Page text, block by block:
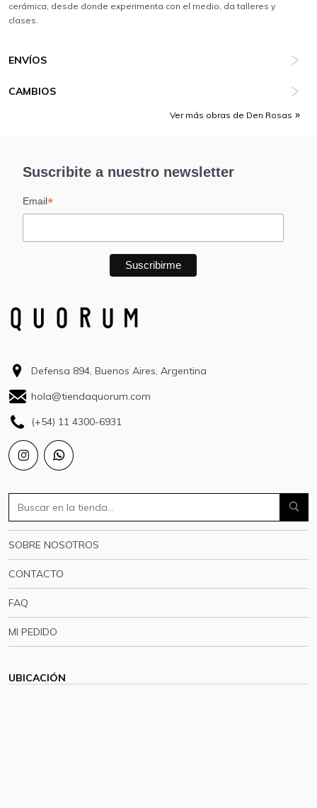
cerámica, desde donde experimenta con el medio, da talleres y
clases.
ENVÍOS
CAMBIOS
Ver más obras de Den Rosas
Suscribite a nuestro newsletter
Email*
Defensa 894, Buenos Aires, Argentina
hola@tiendaquorum.com
(+54) 11 4300-6931
SOBRE NOSOTROS
CONTACTO
FAQ
MI PEDIDO
UBICACIÓN